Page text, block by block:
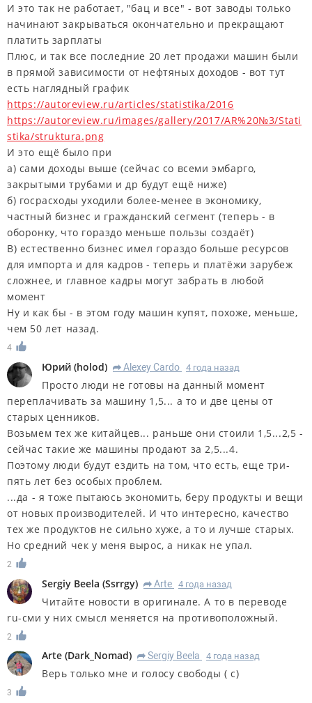
И это так не работает, "бац и все" - вот заводы только
начинают закрываться окончательно и прекращают
платить зарплаты
Плюс, и так все последние 20 лет продажи машин были
в прямой зависимости от нефтяных доходов - вот тут
есть наглядный график
https://autoreview.ru/articles/statistika/2016
https://autoreview.ru/images/gallery/2017/AR%20№3/Stati
stika/struktura.png
И это ещё было при
а) сами доходы выше (сейчас со всеми эмбарго,
закрытыми трубами и др будут ещё ниже)
б) госрасходы уходили более-менее в экономику,
частный бизнес и гражданский сегмент (теперь - в
оборонку, что гораздо меньше пользы создаёт)
В) естественно бизнес имел гораздо больше ресурсов
для импорта и для кадров - теперь и платёжи зарубеж
сложнее, и главное кадры могут забрать в любой
момент
Ну и как бы - в этом году машин купят, похоже, меньше,
чем 50 лет назад.
4
Юрий (holod) R Alexey Cardo 4 года назад
Просто люди не готовы на данный момент
переплачивать за машину 1,5... а то и две цены от
старых ценников.
Возьмем тех же китайцев... раньше они стоили 1,5...2,5 -
сейчас такие же машины продают за 2,5...4.
Поэтому люди будут ездить на том, что есть, еще три-
пять лет без особых проблем.
...да - я тоже пытаюсь экономить, беру продукты и вещи
от новых производителей. И что интересно, качество
тех же продуктов не сильно хуже, а то и лучше старых.
Но средний чек у меня вырос, а никак не упал.
2
Sergiy Beela (Ssrrgy) R Arte 4 года назад
Читайте новости в оригинале. А то в переводе
ru-сми у них смысл меняется на противоположный.
2
Arte (Dark_Nomad) R Sergiy Beela 4 года назад
Верь только мне и голосу свободы ( с)
3